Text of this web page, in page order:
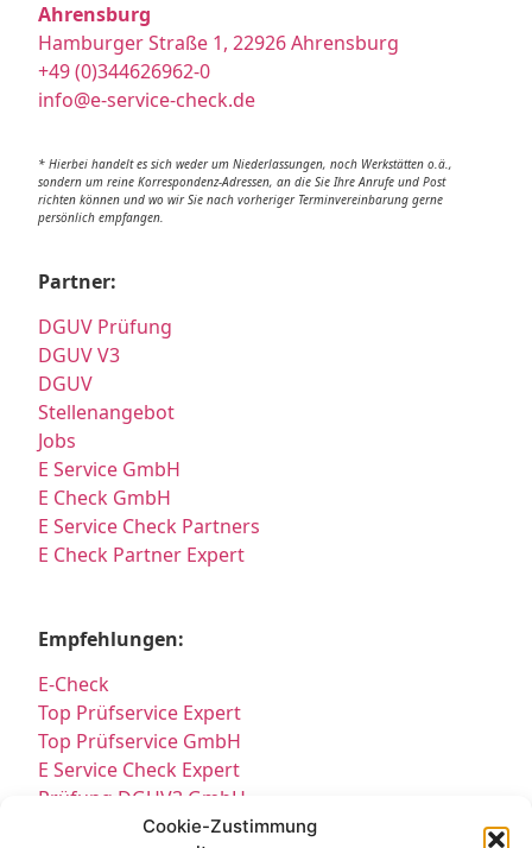
Cookie-Zustimmung
Ahrensburg
Hamburger Straße 1, 22926 Ahrensburg
+49 (0)344626962-0
info@e-service-check.de
* Hierbei handelt es sich weder um Niederlassungen, noch Werkstätten o.ä.,
sondern um reine Korrespondenz-Adressen, an die Sie Ihre Anrufe und Post
richten können und wo wir Sie nach vorheriger Terminvereinbarung gerne
persönlich empfangen.
Partner:
DGUV Prüfung
DGUV V3
DGUV
Stellenangebot
Jobs
E Service GmbH
E Check GmbH
E Service Check Partners
E Check Partner Expert
Empfehlungen:
E-Check
Top Prüfservice Expert
Top Prüfservice GmbH
E Service Check Expert
Prüfung DGUV3 GmbH
Sicherheitsprüfungen Partners